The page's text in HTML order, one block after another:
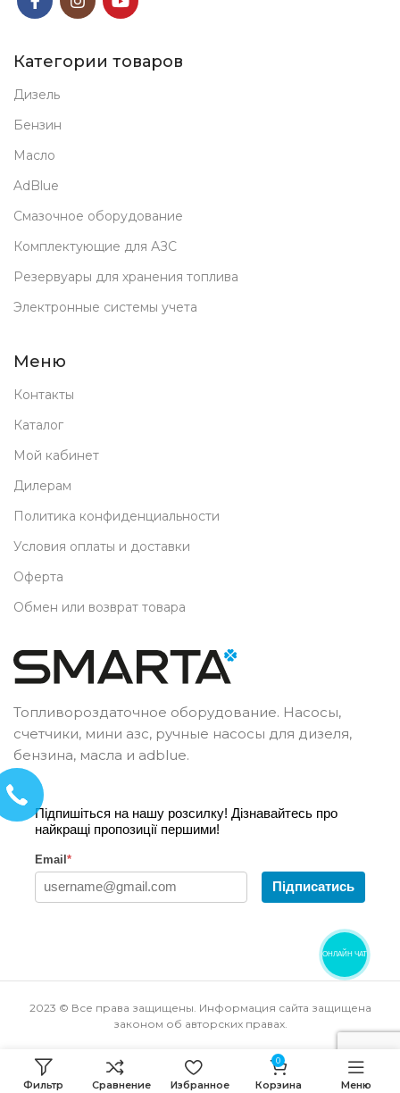
Категории товаров
Дизель
Бензин
Масло
AdBlue
Смазочное оборудование
Комплектующие для АЗС
Резервуары для хранения топлива
Электронные системы учета
Меню
Контакты
Каталог
Мой кабинет
Дилерам
Политика конфиденциальности
Условия оплаты и доставки
Оферта
Обмен или возврат товара
Топливороздаточное оборудование. Насосы,
счетчики, мини азс, ручные насосы для дизеля,
бензина, масла и adblue.
Підпишіться на нашу розсилку! Дізнавайтесь про
найкращі пропозиції першими!
Email *
Підписатись
2023 © Все права защищены. Информация сайта защищена
законом об авторских правах.
Фильтр Сравнение Избранное
0
Корзина Меню
ОНЛАЙН ЧАТ